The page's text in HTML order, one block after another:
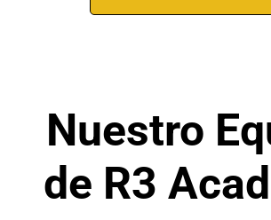
Nuestro
de R3